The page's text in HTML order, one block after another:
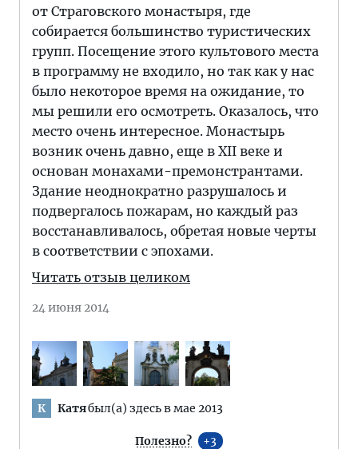
от Страговского монастыря, где
собирается большинство туристических
групп. Посещение этого культового места
в программу не входило, но так как у нас
было некоторое время на ожидание, то
мы решили его осмотреть. Оказалось, что
место очень интересное. Монастырь
возник очень давно, еще в XII веке и
основан монахами-премонстрантами.
Здание неоднократно разрушалось и
подвергалось пожарам, но каждый раз
восстанавливалось, обретая новые черты
в соответствии с эпохами.
Читать отзыв целиком
24 июня 2014
К Катябыл(а) здесь в мае 2013
Полезно? 3